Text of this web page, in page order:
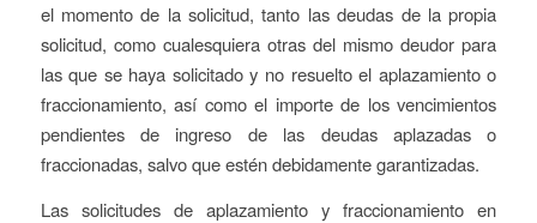
el momento de la solicitud, tanto las deudas de la propia
solicitud, como cualesquiera otras del mismo deudor para
las que se haya solicitado y no resuelto el aplazamiento o
fraccionamiento, así como el importe de los vencimientos
pendientes de ingreso de las deudas aplazadas o
fraccionadas, salvo que estén debidamente garantizadas.
Las solicitudes de aplazamiento y fraccionamiento en